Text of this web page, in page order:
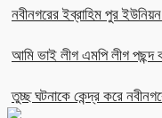
নবীনগরের ইব্রাহিম পুর
আমি ভাই লীগ এমপি লীগ পছন্দ
তুচ্ছ ঘটনাকে কেন্দ্র করে